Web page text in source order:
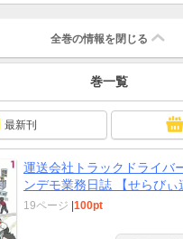
全巻の情報を 閉じる
巻一覧
最新刊
運送会社トラックドライバ
ンデモ業務日誌 【せらびぃ
19ページ 100pt